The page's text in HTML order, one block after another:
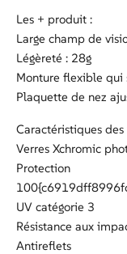
Les + produit :
Large champ de
Légèreté : 28g
Monture flexible qui
Plaquette de nez
Caractéristiques des
Verres Xchromic
Protection
UV catégorie 3
Résistance aux
Antireflets